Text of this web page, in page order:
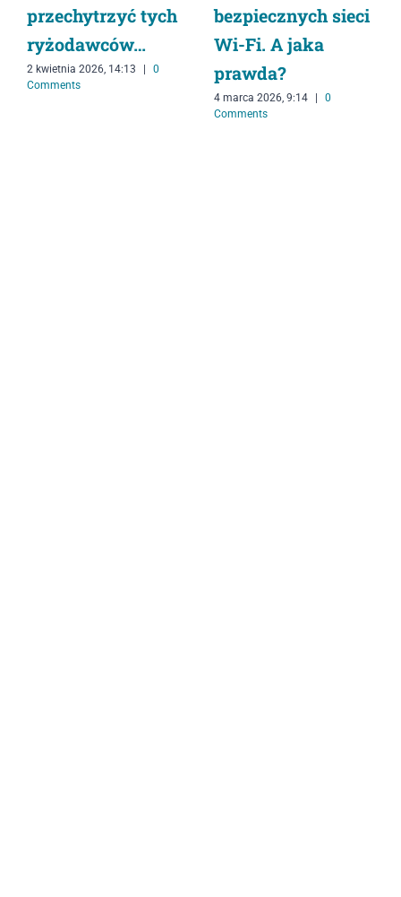
przechytrzyć tych
ryżodawców…
2 kwietnia 2026, 14:13 |
0
Comments
bezpiecznych sieci
Wi-Fi. A jaka
prawda?
4 marca 2026, 9:14 |
0
Comments